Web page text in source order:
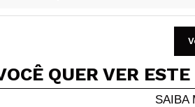
|Hace 7 años
QUER VER
SAIBA